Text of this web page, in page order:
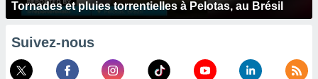
Tornades et pluies torrentielles à Pelotas, au Brésil
Suivez-nous